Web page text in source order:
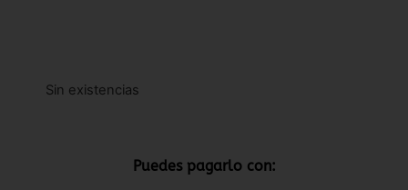
Sin existencias
Puedes pagarlo con: